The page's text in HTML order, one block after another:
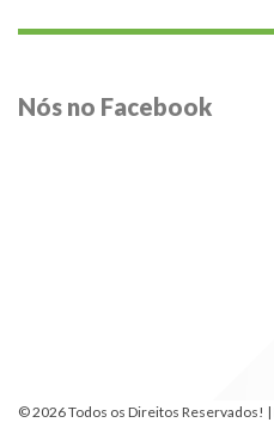
Nós no Facebook
© 2026 Todos os Direitos Reservados!